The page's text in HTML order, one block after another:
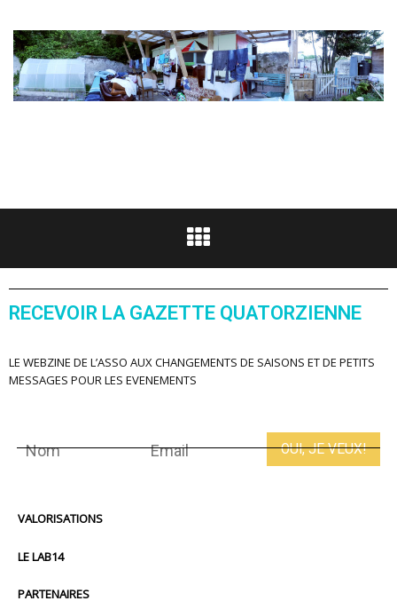
RECEVOIR LA GAZETTE QUATORZIENNE
LE WEBZINE DE L’ASSO AUX CHANGEMENTS DE SAISONS ET DE PETITS
MESSAGES POUR LES EVENEMENTS
VALORISATIONS
LE LAB14
PARTENAIRES